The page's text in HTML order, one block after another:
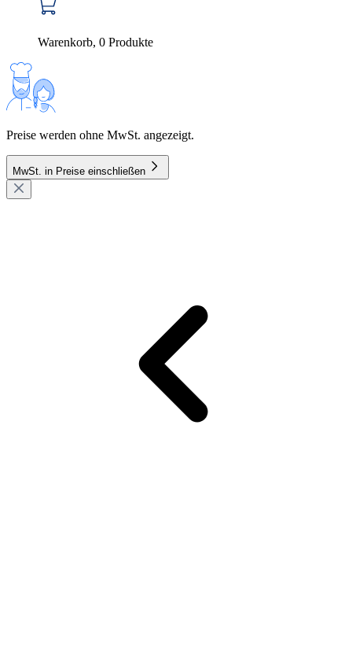
Warenkorb, 0 Produkte
Preise werden ohne MwSt. angezeigt.
MwSt. in Preise einschließen